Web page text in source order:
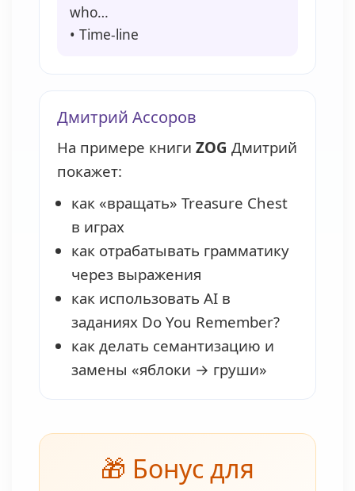
who…
• Time-line
Дмитрий Ассоров
На примере книги ZOG Дмитрий
покажет:
как «вращать» Treasure Chest
в играх
как отрабатывать грамматику
через выражения
как использовать AI в
заданиях Do You Remember?
как делать семантизацию и
замены «яблоки → груши»
🎁 Бонус для